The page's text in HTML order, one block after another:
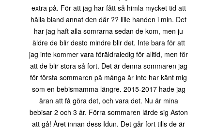
extra på. För att jag har fått så himla mycket tid att
hålla bland annat den där ?? lille handen i min. Det
har jag haft alla somrarna sedan de kom, men ju
äldre de blir desto mindre blir det. Inte bara för att
jag inte kommer vara föräldraledig för alltid, men för
att de blir stora så fort. Det är denna sommaren jag
för första sommaren på många år inte har känt mig
som en bebismamma längre. 2015-2017 hade jag
äran att få göra det, och vara det. Nu är mina
bebisar 2 och 3 år. Förra sommaren lärde sig Aston
att gå! Året innan dess Idun. Det går fort tills de är